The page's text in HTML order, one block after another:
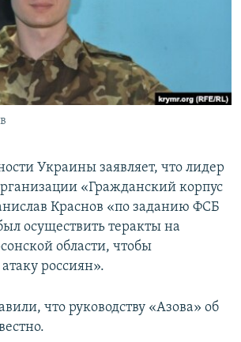
КРЫМА
Украины заявляет, что лидер
«Гражданский корпус
Краснов «по заданию ФСБ
осуществить теракты на
области, чтобы
россиян».
что руководству «Азова» об